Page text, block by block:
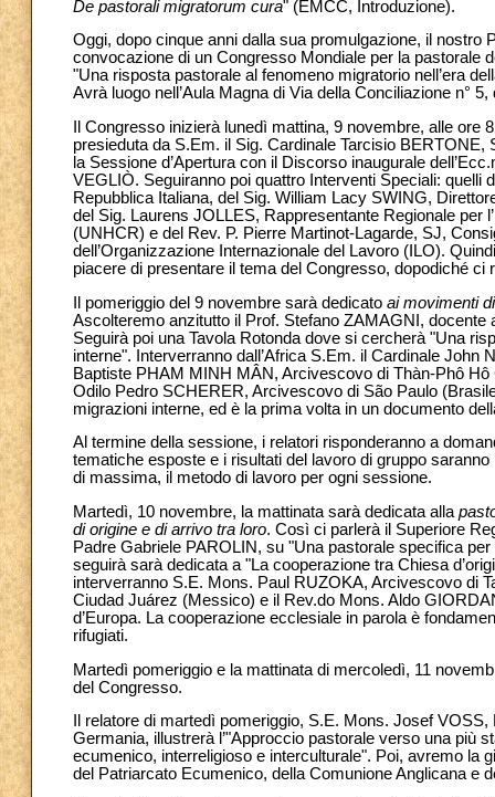
De pastorali migratorum cura" (EMCC, Introduzione).
Oggi, dopo cinque anni dalla sua promulgazione, il nostro
convocazione di un Congresso Mondiale per la pastorale
"Una risposta pastorale al fenomeno migratorio nell’era
Avrà luogo nell’Aula Magna di Via della Conciliazione n°
Il Congresso inizierà lunedì mattina, 9 novembre, alle
presieduta da S.Em. il Sig. Cardinale Tarcisio
la Sessione d’Apertura con il Discorso inaugurale
VEGLIÒ. Seguiranno poi quattro Interventi Speciali: quelli
Repubblica Italiana, del Sig. William Lacy SWING,
del Sig. Laurens JOLLES, Rappresentante Regionale per
(UNHCR) e del Rev. P. Pierre Martinot-Lagarde, SJ,
dell’Organizzazione Internazionale del Lavoro (ILO).
piacere di presentare il tema del Congresso, dopodiché ci
Il pomeriggio del 9 novembre sarà dedicato ai movimenti
Ascolteremo anzitutto il Prof. Stefano ZAMAGNI, docente
Seguirà poi una Tavola Rotonda dove si cercherà "Una
interne". Interverranno dall’Africa S.Em. il Cardinale
Baptiste PHAM MINH MÂN, Arcivescovo di Thàn-Phô
Odilo Pedro SCHERER, Arcivescovo di São Paulo
migrazioni interne, ed è la prima volta in un documento
Al termine della sessione, i relatori risponderanno a
tematiche esposte e i risultati del lavoro di gruppo
di massima, il metodo di lavoro per ogni sessione.
Martedì, 10 novembre, la mattinata sarà dedicata alla
di origine e di arrivo tra loro. Così ci parlerà il Superiore
Padre Gabriele PAROLIN, su "Una pastorale specifica
seguirà sarà dedicata a "La cooperazione tra Chiesa
interverranno S.E. Mons. Paul RUZOKA, Arcivescovo di
Ciudad Juárez (Messico) e il Rev.do Mons. Aldo
d’Europa. La cooperazione ecclesiale in parola è
rifugiati.
Martedì pomeriggio e la mattinata di mercoledì, 11
del Congresso.
Il relatore di martedì pomeriggio, S.E. Mons. Josef
Germania, illustrerà l’"Approccio pastorale verso una più
ecumenico, interreligioso e interculturale". Poi, avremo la
del Patriarcato Ecumenico, della Comunione Anglicana e